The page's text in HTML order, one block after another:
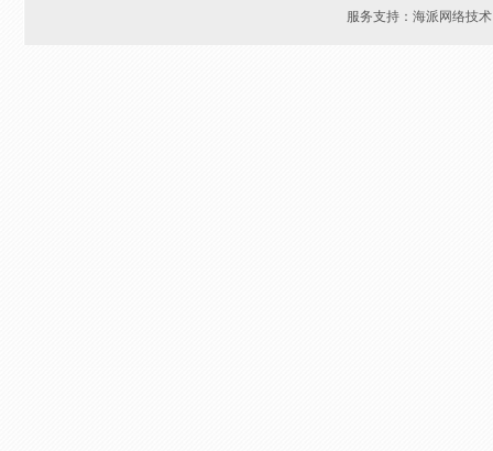
服务支持：海派网络技